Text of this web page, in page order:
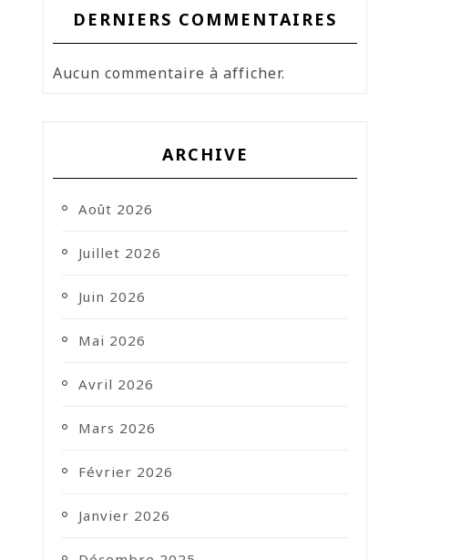
DERNIERS COMMENTAIRES
Aucun commentaire à afficher.
ARCHIVE
Août 2026
Juillet 2026
Juin 2026
Mai 2026
Avril 2026
Mars 2026
Février 2026
Janvier 2026